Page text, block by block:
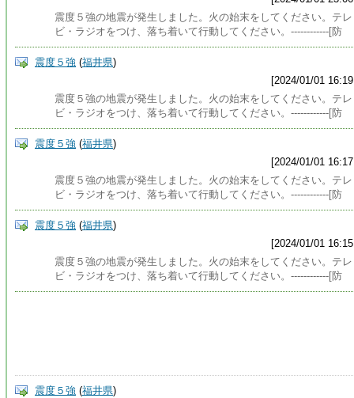
震度５強の地震が発生しました。火の始末をしてください。テレ
ビ・ラジオをつけ、落ち着いて行動してください。------------[防
震度５強 (福井県)
[2024/01/01
震度５強の地震が発生しました。火の始末をしてください。テレ
ビ・ラジオをつけ、落ち着いて行動してください。------------[防
震度５強 (福井県)
[2024/01/01
震度５強の地震が発生しました。火の始末をしてください。テレ
ビ・ラジオをつけ、落ち着いて行動してください。------------[防
震度５強 (福井県)
[2024/01/01
震度５強の地震が発生しました。火の始末をしてください。テレ
ビ・ラジオをつけ、落ち着いて行動してください。------------[防
震度５強 (福井県)